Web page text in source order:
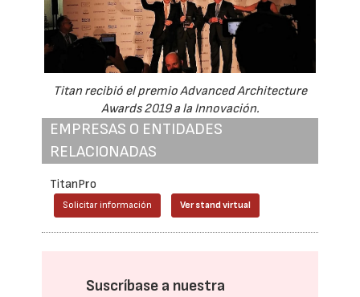
Titan recibió el premio Advanced Architecture
Awards 2019 a la Innovación.
EMPRESAS O ENTIDADES
RELACIONADAS
TitanPro
Solicitar información Ver stand virtual
Suscríbase a nuestra